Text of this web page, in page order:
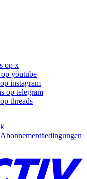
op x
youtube
instagram
op telegram
threads
Abonnementbedingungen